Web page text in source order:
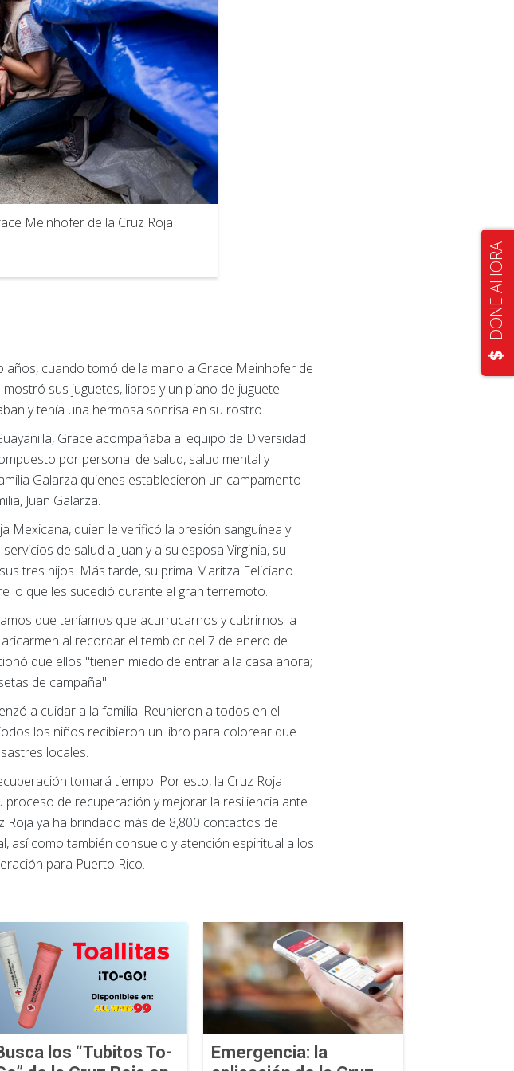
DONE AHORA
Meinhofer de la Cruz Roja
años, cuando tomó de la mano a Grace Meinhofer de
sus juguetes, libros y un piano de juguete.
y tenía una hermosa sonrisa en su rostro.
Grace acompañaba al equipo de Diversidad
por personal de salud, salud mental y
Galarza quienes establecieron un campamento
Juan Galarza.
Mexicana, quien le verificó la presión sanguínea y
de salud a Juan y a su esposa Virginia, su
tres hijos. Más tarde, su prima Maritza Feliciano
lo que les sucedió durante el gran terremoto.
que teníamos que acurrucarnos y cubrirnos la
al recordar el temblor del 7 de enero de
que ellos "tienen miedo de entrar a la casa ahora;
de campaña".
a cuidar a la familia. Reunieron a todos en el
los niños recibieron un libro para colorear que
locales.
tomará tiempo. Por esto, la Cruz Roja
de recuperación y mejorar la resiliencia ante
ya ha brindado más de 8,800 contactos de
así como también consuelo y atención espiritual a los
para Puerto Rico.
los “Tubitos To-
Emergencia: la